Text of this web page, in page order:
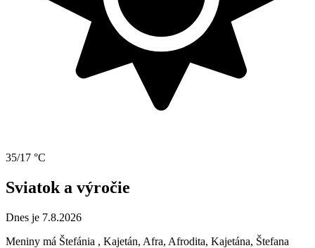
35/17 °C
Sviatok a výročie
Dnes je 7.8.2026
Meniny má Štefánia , Kajetán, Afra, Afrodita, Kajetána, Štefana